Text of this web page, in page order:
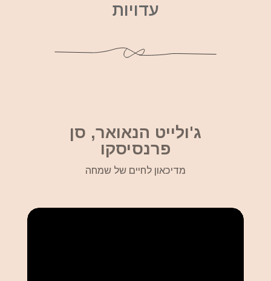
עדויות
ג'ולייט הנאואר, סן
פרנסיסקו
מדיכאון לחיים של שמחה